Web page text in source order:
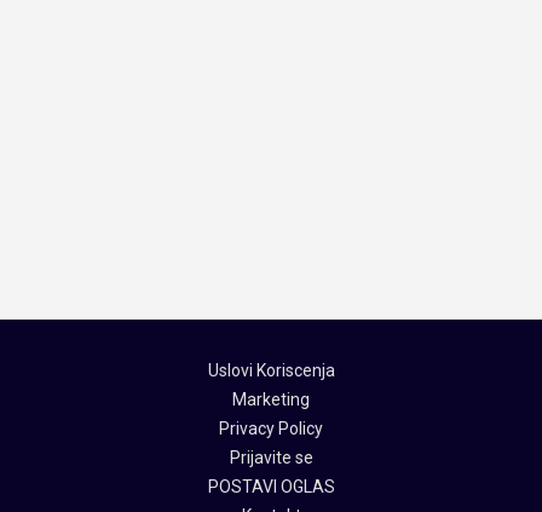
Uslovi Koriscenja
Marketing
Privacy Policy
Prijavite se
POSTAVI OGLAS